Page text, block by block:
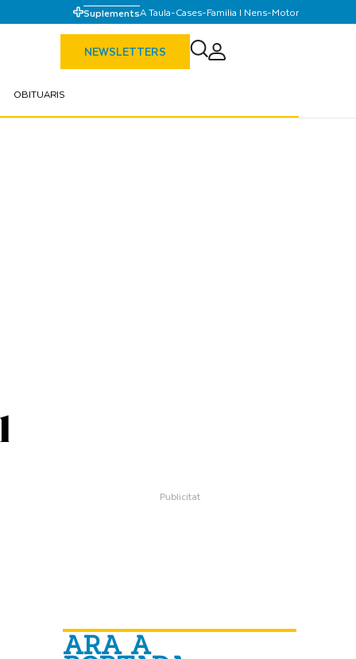
SuplementsA Taula-Cases-Familia I Nens-Motor
NEWSLETTERS
OBITUARIS
ARA A